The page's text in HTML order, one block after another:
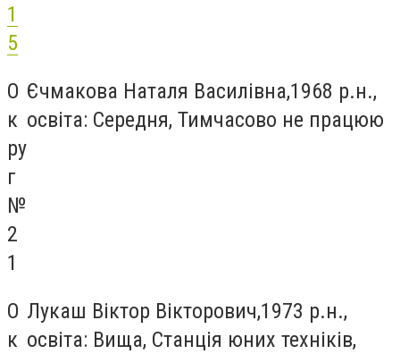
1
5
О
к
ру
г
№
2
1
Єчмакова Наталя Василівна,1968 р.н.,
освіта: Середня, Тимчасово не працюю
О
к
Лукаш Віктор Вікторович,1973 р.н.,
освіта: Вища, Станція юних техніків,